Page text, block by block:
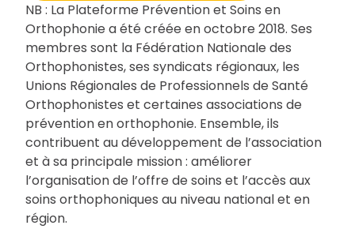
NB : La Plateforme Prévention et Soins en
Orthophonie a été créée en octobre 2018. Ses
membres sont la Fédération Nationale des
Orthophonistes, ses syndicats régionaux, les
Unions Régionales de Professionnels de Santé
Orthophonistes et certaines associations de
prévention en orthophonie. Ensemble, ils
contribuent au développement de l’association
et à sa principale mission : améliorer
l’organisation de l’offre de soins et l’accès aux
soins orthophoniques au niveau national et en
région.